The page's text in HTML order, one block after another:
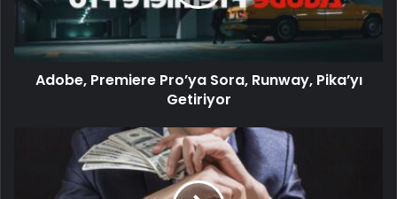
Adobe, Premiere Pro’ya Sora, Runway, Pika’yı
Getiriyor